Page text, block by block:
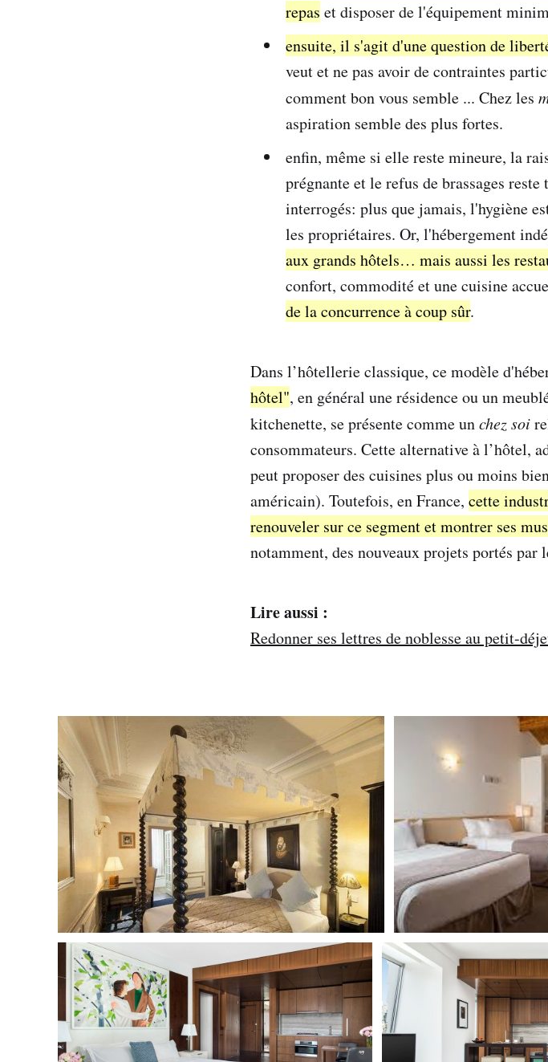
repas et disposer de l'équipement
ensuite, il s'agit d'une question de
veut et ne pas avoir de contraintes
comment bon vous semble ... Chez les
aspiration semble des plus fortes.
enfin, même si elle reste mineure, la
prégnante et le refus de brassages
interrogés: plus que jamais, l'hygiène
les propriétaires. Or, l'hébergement
aux grands hôtels… mais aussi les
confort, commodité et une cuisine
de la concurrence à coup sûr.
Dans l’hôtellerie classique, ce modèle
hôtel", en général une résidence ou un
kitchenette, se présente comme unchez soi
consommateurs. Cette alternative à l’hôtel,
peut proposer des cuisines plus ou moins
américain). Toutefois, en France, cette
renouveler sur ce segment et montrer ses
notamment, des nouveaux projets portés par
Lire aussi :
Redonner ses lettres de noblesse au petit-